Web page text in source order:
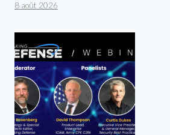
8 août 2026